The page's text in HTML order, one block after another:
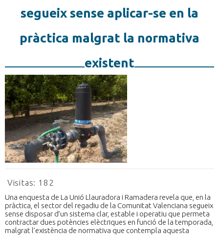
segueix sense aplicar-se en la
pràctica malgrat la normativa
existent
Visitas: 182
Una enquesta de La Unió Llauradora i Ramadera revela que, en la
pràctica, el sector del regadiu de la Comunitat Valenciana segueix
sense disposar d’un sistema clar, estable i operatiu que permeta
contractar dues potències elèctriques en funció de la temporada,
malgrat l’existència de normativa que contempla aquesta